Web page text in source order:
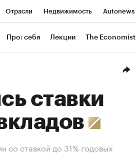
Отрасли Недвижимость Autonews
РБК Life Тренды Визионеры
Про: себя Лекции The Economist
ставки
со ставкой до 31% годовых